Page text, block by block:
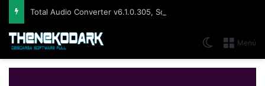
Menú
Switch skin